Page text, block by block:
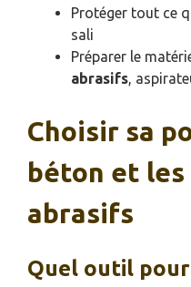
Protéger tout ce
sali
Préparer le
abrasifs,
Choisir sa
béton et les
abrasifs
Quel outil